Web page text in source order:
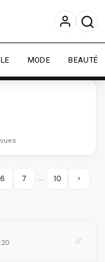
améliorer votre
En savoir plus
MODE BEAUTÉ
6 7 … 10 ›